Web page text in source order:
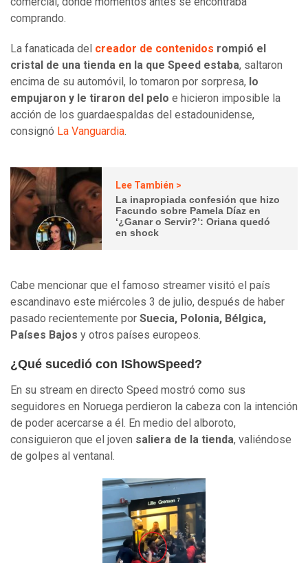
comprando.
La fanaticada del creador de contenidos rompió el
cristal de una tienda en la que Speed estaba, saltaron
encima de su automóvil, lo tomaron por sorpresa, lo
empujaron y le tiraron del pelo e hicieron imposible la
acción de los guardaespaldas del estadounidense,
consignó La Vanguardia.
Lee También >
La inapropiada confesión que hizo
Facundo sobre Pamela Díaz en
‘¿Ganar o Servir?’: Oriana quedó
en shock
Cabe mencionar que el famoso streamer visitó el país
escandinavo este miércoles 3 de julio, después de haber
pasado recientemente por Suecia, Polonia, Bélgica,
Países Bajos y otros países europeos.
¿Qué sucedió con IShowSpeed?
En su stream en directo Speed mostró como sus
seguidores en Noruega perdieron la cabeza con la intención
de poder acercarse a él. En medio del alboroto,
consiguieron que el joven saliera de la tienda, valiéndose
de golpes al ventanal.